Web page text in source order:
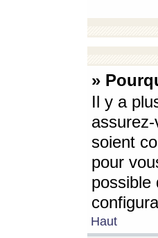
»
Il y a
soient
pour
possible
Haut